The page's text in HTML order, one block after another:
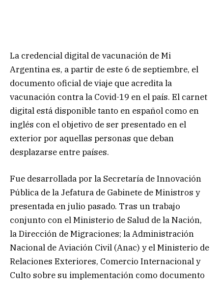
La credencial digital de vacunación de Mi
Argentina es, a partir de este 6 de septiembre, el
documento oficial de viaje que acredita la
vacunación contra la Covid-19 en el país. El carnet
digital está disponible tanto en español como en
inglés con el objetivo de ser presentado en el
exterior por aquellas personas que deban
desplazarse entre países.
Fue desarrollada por la Secretaría de Innovación
Pública de la Jefatura de Gabinete de Ministros y
presentada en julio pasado. Tras un trabajo
conjunto con el Ministerio de Salud de la Nación,
la Dirección de Migraciones; la Administración
Nacional de Aviación Civil (Anac) y el Ministerio de
Relaciones Exteriores, Comercio Internacional y
Culto sobre su implementación como documento